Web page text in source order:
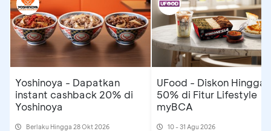
Yoshinoya - Dapatkan
instant cashback 20% di
Yoshinoya
Berlaku Hingga 28 Okt 2026
UFood - Diskon Hingga
50% di Fitur Lifestyle
myBCA
10 - 31 Agu 2026